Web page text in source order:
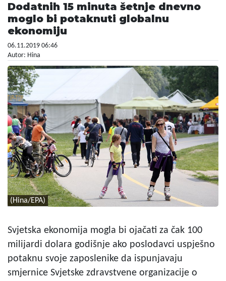
Dodatnih 15 minuta šetnje dnevno
moglo bi potaknuti globalnu
ekonomiju
06.11.2019 06:46
Autor: Hina
(Hina/EPA)
Svjetska ekonomija mogla bi ojačati za čak 100
milijardi dolara godišnje ako poslodavci uspješno
potaknu svoje zaposlenike da ispunjavaju
smjernice Svjetske zdravstvene organizacije o